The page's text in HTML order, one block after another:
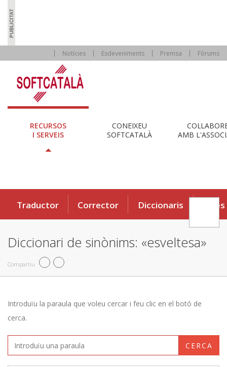
Notícies Esdeveniments Premsa Fòrums
RECURSOS
I SERVEIS
CONEIXEU
SOFTCATALÀ
AMB
Traductor Corrector Diccionaris Eines
Diccionari de sinònims: «esveltesa»
Compartiu
Introduïu la paraula que voleu cercar i feu clic en el botó de
cerca.
CERCA